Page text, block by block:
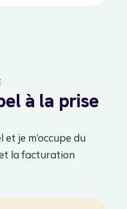
à la prise
et je m’occupe du
la facturation